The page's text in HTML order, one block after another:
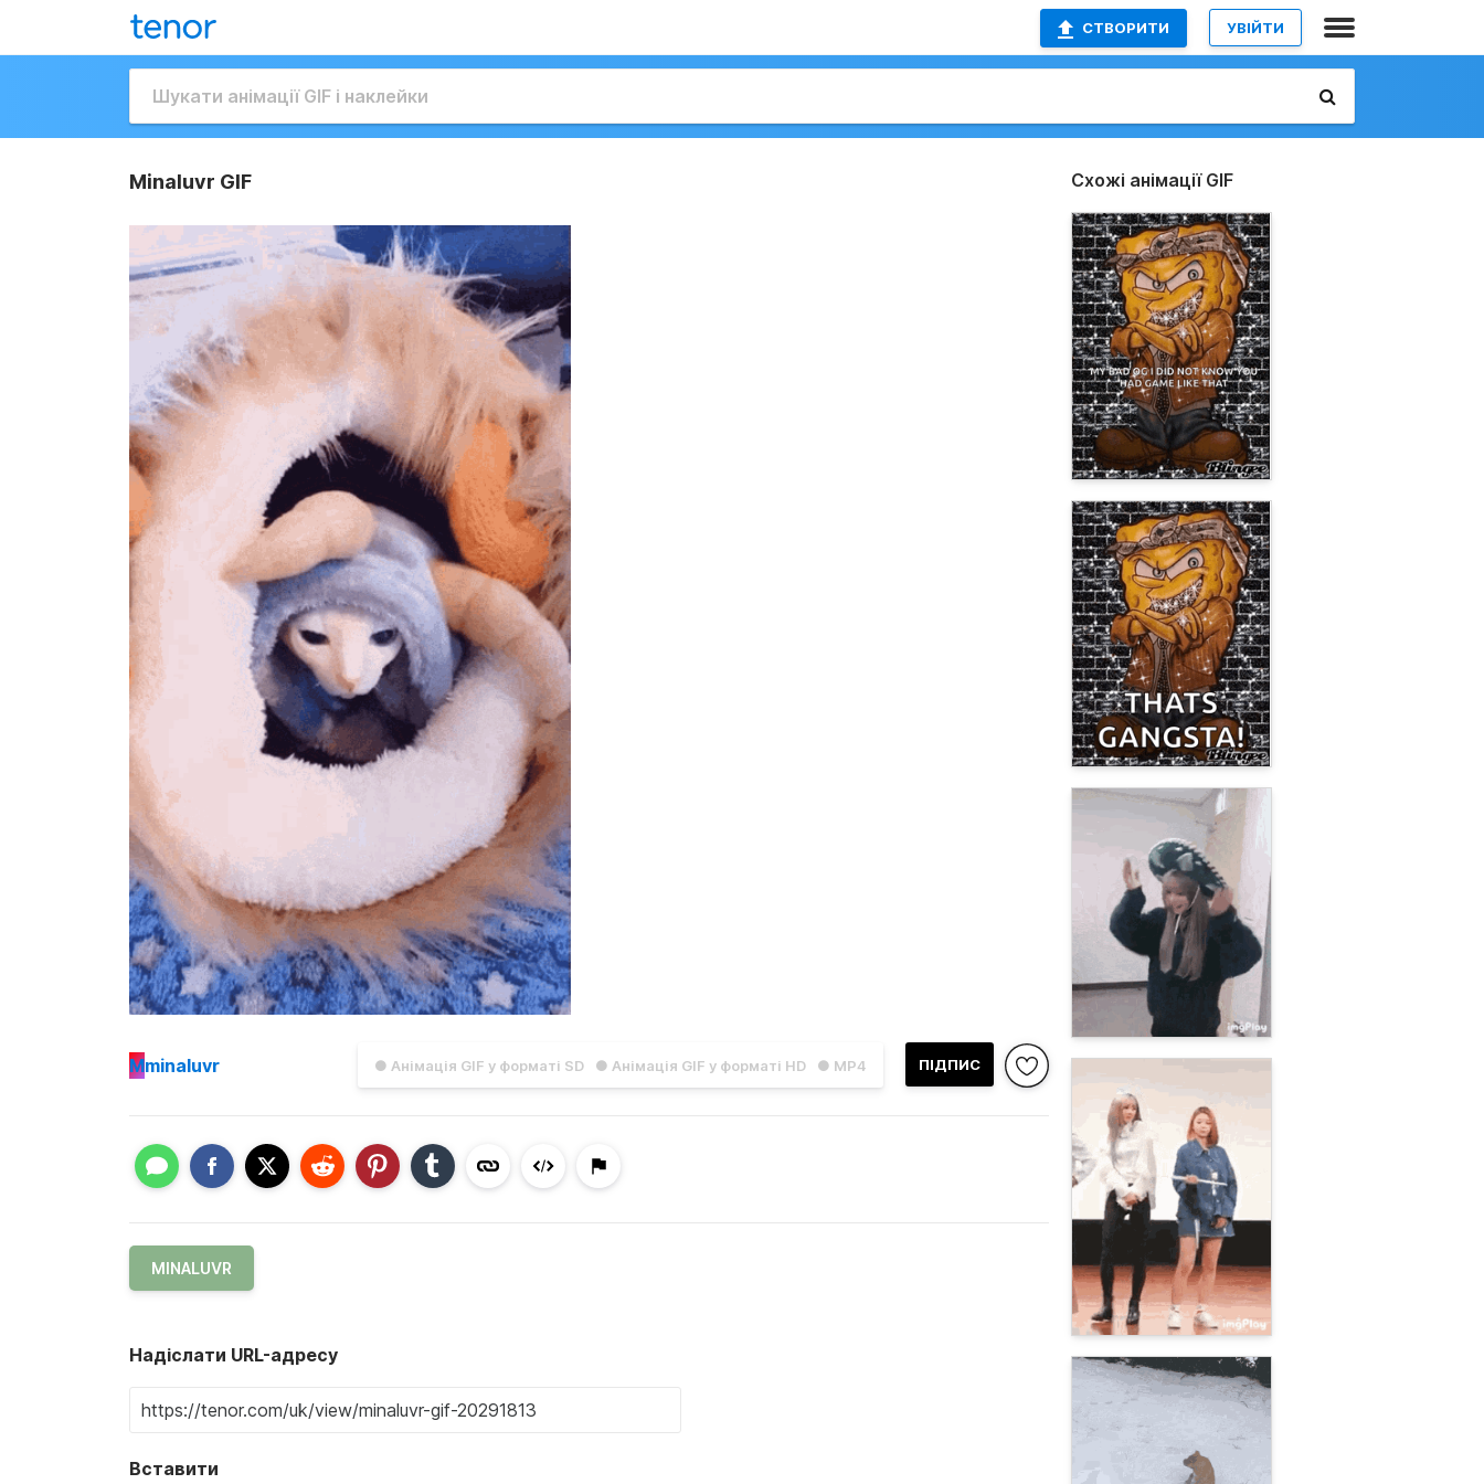
СТВОРИТИ УВІЙТИ
Minaluvr GIF
● Анімація GIF у форматі SD ● Анімація GIF у форматі HD ● MP4 ПІДПИС
Mminaluvr
MINALUVR
Надіслати URL-адресу
Вставити
Схожі анімації GIF